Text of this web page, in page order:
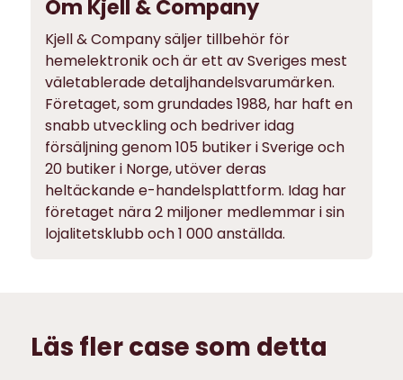
Om Kjell & Company
Kjell & Company säljer tillbehör för
hemelektronik och är ett av Sveriges mest
väletablerade detaljhandelsvarumärken.
Företaget, som grundades 1988, har haft en
snabb utveckling och bedriver idag
försäljning genom 105 butiker i Sverige och
20 butiker i Norge, utöver deras
heltäckande e-handelsplattform. Idag har
företaget nära 2 miljoner medlemmar i sin
lojalitetsklubb och 1 000 anställda.
Läs fler case som detta